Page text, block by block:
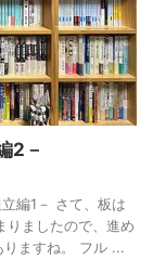
2－
編1－ さて、板は
りましたので、進め
りますね。 フル ...